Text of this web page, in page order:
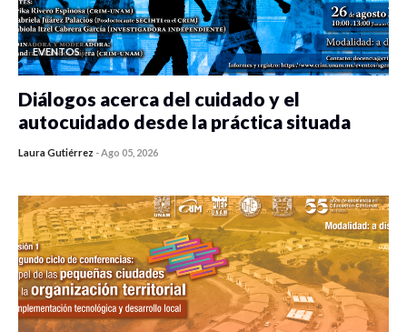
EVENTOS
Diálogos acerca del cuidado y el
autocuidado desde la práctica situada
Laura Gutiérrez -Ago 05, 2026